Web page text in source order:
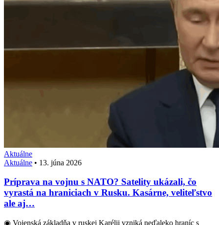
Aktuálne
Aktuálne • 13. júna 2026
Príprava na vojnu s NATO? Satelity ukázali, čo
vyrastá na hraniciach v Rusku. Kasárne, veliteľstvo
ale aj…
◉ Vojenská základňa v ruskej Karélii vzniká neďaleko hraníc s